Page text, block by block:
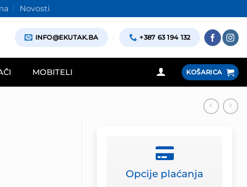
Novosti
INFO@EKUTAK.BA +387 63 194 132
MOBITELI KOŠARICA
Opcije plaćanja